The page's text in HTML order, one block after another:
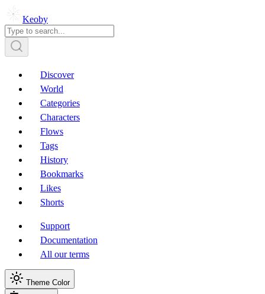
Keoby
Discover
World
Categories
Characters
Flows
Tags
History
Bookmarks
Likes
Shorts
Support
Documentation
All our terms
Theme Color